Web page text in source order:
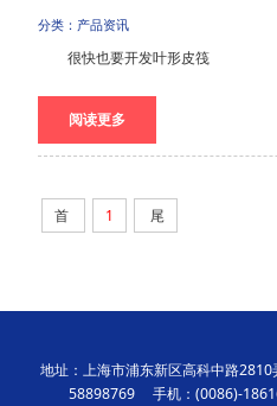
分类：产品资讯
很快也要开发叶形皮筏
阅读更多
首 1 尾
地址：上海市浦东新区高科中路
58898769 手机：(0086)-